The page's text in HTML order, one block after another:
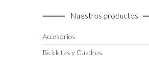
Nuestros productos
Accesorios
Bicicletas y Cuadros